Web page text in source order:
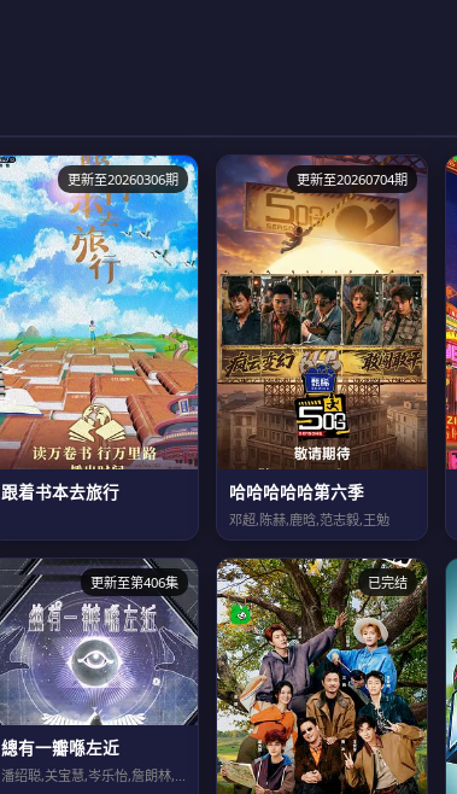
更新至20260306期
跟着书本去旅行
更新至20260704期
哈哈哈哈哈第六季
邓超,陈赫,鹿晗,范志毅,王勉
更新至第406集
總有一瓣喺左近
潘绍聪,关宝慧,岑乐怡,詹朗林,王颂茵,符致逸
已完结